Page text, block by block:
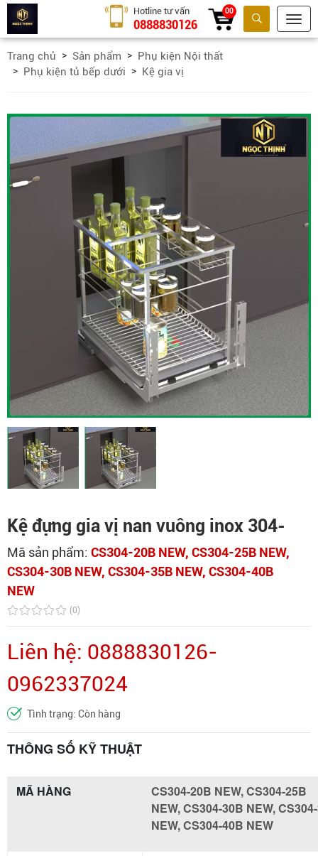
Tìm kiếm
Hotline tư vấn
0888830126
00
Trang chủ Sản phẩm
Phụ kiện Nội thất
Phụ kiện tủ bếp dưới
Kệ gia vị
Kệ đựng gia vị nan vuông inox 304-
Mã sản phẩm: CS304-20B NEW, CS304-25B NEW,
CS304-30B NEW, CS304-35B NEW, CS304-40B
NEW
(0)
Liên hệ: 0888830126-
0962337024
Tình trạng: Còn hàng
THÔNG SỐ KỸ THUẬT
MÃ HÀNG
CS304-20B NEW, CS304-25B
NEW, CS304-30B NEW,
NEW, CS304-40B NEW